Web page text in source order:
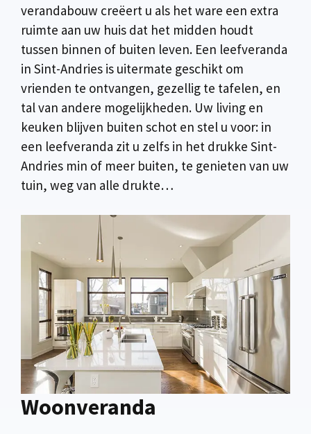
verandabouw creëert u als het ware een extra
ruimte aan uw huis dat het midden houdt
tussen binnen of buiten leven. Een leefveranda
in Sint-Andries is uitermate geschikt om
vrienden te ontvangen, gezellig te tafelen, en
tal van andere mogelijkheden. Uw living en
keuken blijven buiten schot en stel u voor: in
een leefveranda zit u zelfs in het drukke Sint-
Andries min of meer buiten, te genieten van uw
tuin, weg van alle drukte…
Woonveranda